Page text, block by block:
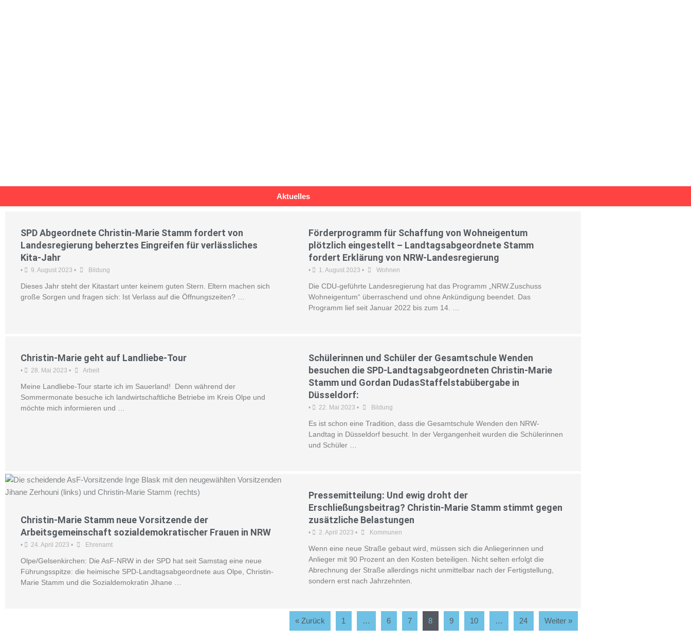
Aktuelles
SPD Abgeordnete Christin-Marie Stamm fordert von
Landesregierung beherztes Eingreifen für verlässliches
Kita-Jahr
• 9. August 2023 • Bildung
Dieses Jahr steht der Kitastart unter keinem guten Stern. Eltern machen sich
große Sorgen und fragen sich: Ist Verlass auf die Öffnungszeiten? …
Förderprogramm für Schaffung von Wohneigentum
plötzlich eingestellt – Landtagsabgeordnete Stamm
fordert Erklärung von NRW-Landesregierung
• 1. August 2023 • Wohnen
Die CDU-geführte Landesregierung hat das Programm „NRW.Zuschuss
Wohneigentum“ überraschend und ohne Ankündigung beendet. Das
Programm lief seit Januar 2022 bis zum 14. …
Christin-Marie geht auf Landliebe-Tour
• 28. Mai 2023 • Arbeit
Meine Landliebe-Tour starte ich im Sauerland! Denn während der
Sommermonate besuche ich landwirtschaftliche Betriebe im Kreis Olpe und
möchte mich informieren und …
Schülerinnen und Schüler der Gesamtschule Wenden
besuchen die SPD-Landtagsabgeordneten Christin-Marie
Stamm und Gordan DudasStaffelstabübergabe in
Düsseldorf:
• 22. Mai 2023 • Bildung
Es ist schon eine Tradition, dass die Gesamtschule Wenden den NRW-
Landtag in Düsseldorf besucht. In der Vergangenheit wurden die Schülerinnen
und Schüler …
Christin-Marie Stamm neue Vorsitzende der
Arbeitsgemeinschaft sozialdemokratischer Frauen in NRW
• 24. April 2023 • Ehrenamt
Olpe/Gelsenkirchen: Die AsF-NRW in der SPD hat seit Samstag eine neue
Führungsspitze: die heimische SPD-Landtagsabgeordnete aus Olpe, Christin-
Marie Stamm und die Sozialdemokratin Jihane …
Pressemitteilung: Und ewig droht der
Erschließungsbeitrag? Christin-Marie Stamm stimmt gegen
zusätzliche Belastungen
• 2. April 2023 • Kommunen
Wenn eine neue Straße gebaut wird, müssen sich die Anliegerinnen und
Anlieger mit 90 Prozent an den Kosten beteiligen. Nicht selten erfolgt die
Abrechnung der Straße allerdings nicht unmittelbar nach der Fertigstellung,
sondern erst nach Jahrzehnten.
« Zurück 1 … 6 7 8 9 10 … 24 Weiter »